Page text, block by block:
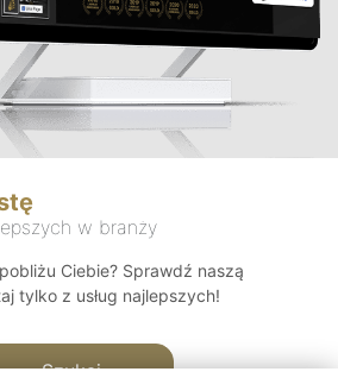
w branży
Ciebie? Sprawdź naszą
tylko z usług najlepszych!
Szukaj